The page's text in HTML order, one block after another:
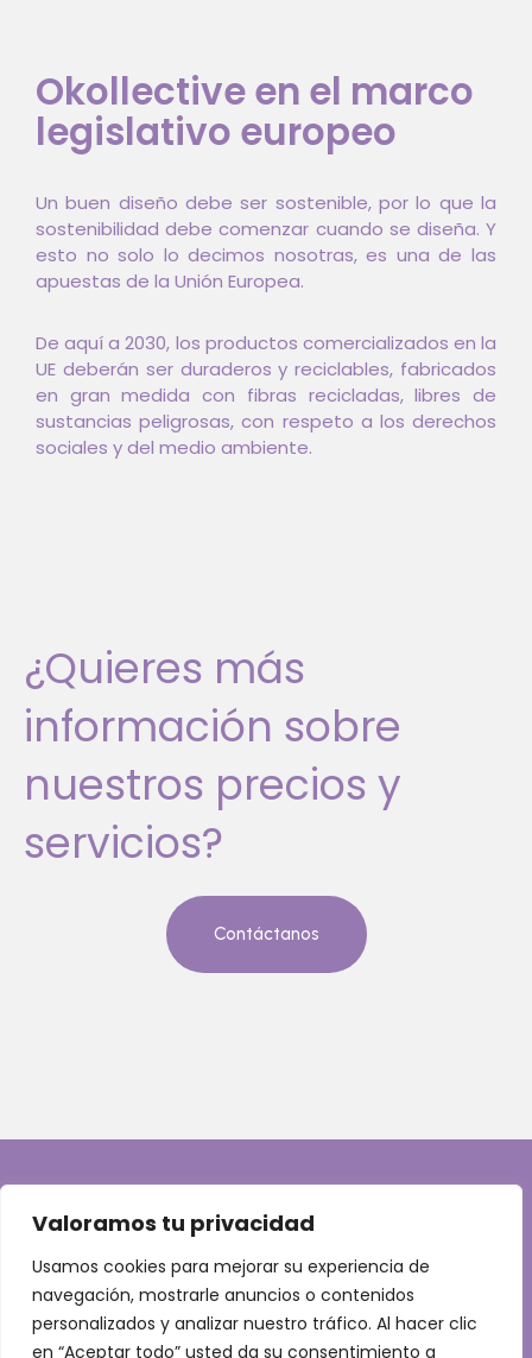
Valoramos tu privacidad
Usamos cookies para mejorar su experiencia de
navegación, mostrarle anuncios o contenidos
personalizados y analizar nuestro tráfico. Al hacer clic
en “Aceptar todo” usted da su consentimiento a
Okollective en el marco
legislativo europeo
Un buen diseño debe ser sostenible, por lo que la
sostenibilidad debe comenzar cuando se diseña. Y
esto no solo lo decimos nosotras, es una de las
apuestas de la Unión Europea.
De aquí a 2030, los productos comercializados en la
UE deberán ser duraderos y reciclables, fabricados
en gran medida con fibras recicladas, libres de
sustancias peligrosas, con respeto a los derechos
sociales y del medio ambiente.
¿Quieres más
información sobre
nuestros precios y
servicios?
Contáctanos
info@okollective.es